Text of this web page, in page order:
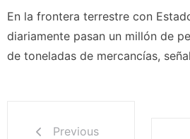
En la frontera terrestre con
diariamente pasan un millón de
de toneladas de mercancías,
Previous